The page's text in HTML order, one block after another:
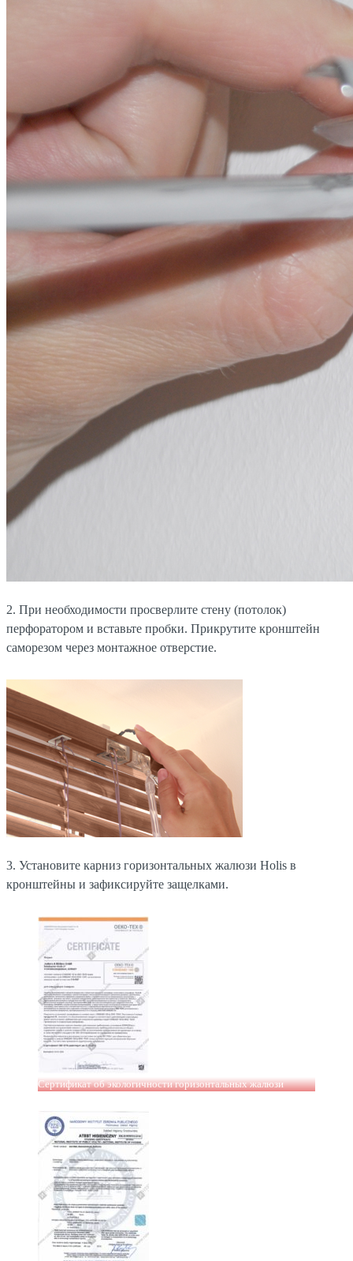
2. При необходимости просверлите стену (потолок)
перфоратором и вставьте пробки. Прикрутите кронштейн
саморезом через монтажное отверстие.
3. Установите карниз горизонтальных жалюзи Holis в
кронштейны и зафиксируйте защелками.
Сертификат об экологичности горизонтальных жалюзи